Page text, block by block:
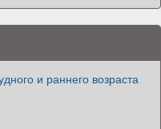
и раннего возраста